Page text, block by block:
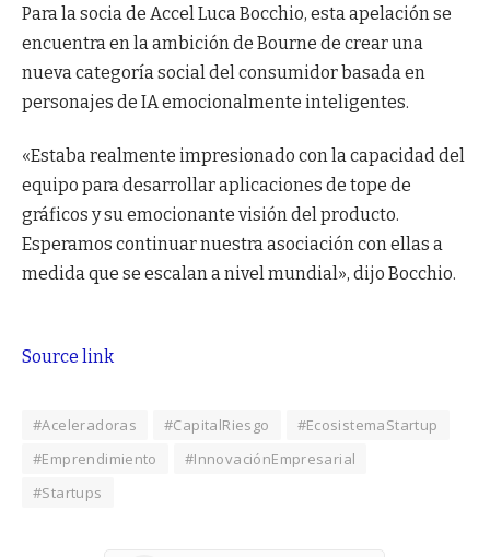
Para la socia de Accel Luca Bocchio, esta apelación se
encuentra en la ambición de Bourne de crear una
nueva categoría social del consumidor basada en
personajes de IA emocionalmente inteligentes.
«Estaba realmente impresionado con la capacidad del
equipo para desarrollar aplicaciones de tope de
gráficos y su emocionante visión del producto.
Esperamos continuar nuestra asociación con ellas a
medida que se escalan a nivel mundial», dijo Bocchio.
Source link
#Aceleradoras #CapitalRiesgo
#EcosistemaStartup
#Emprendimiento
#InnovaciónEmpresarial
#Startups